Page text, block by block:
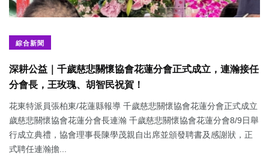
綜合新聞
深耕公益｜千歲慈悲關懷協會花蓮分會正式成立，連瀚接任
分會長，王玫瑰、胡智民祝賀！
花東特派員張柏東/花蓮縣報導 千歲慈悲關懷協會花蓮分會正式成立
歲慈悲關懷協會花蓮分會長連瀚 千歲慈悲關懷協會花蓮分會8/9日舉
行成立典禮，協會理事長陳學茂親自出席並頒發聘書及感謝狀，正
式聘任連瀚擔...